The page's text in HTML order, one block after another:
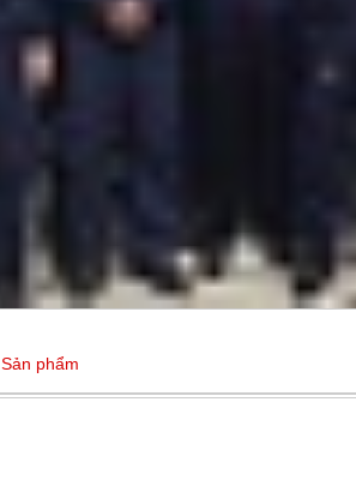
Sản phẩm